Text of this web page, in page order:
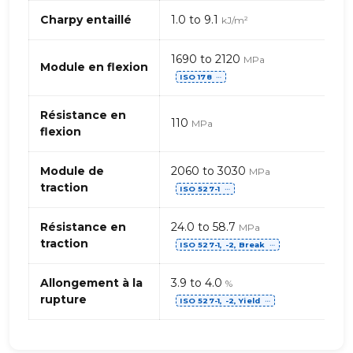
(Polyéthylène
Charpy entaillé 1.0 to 9.1 kJ/m²
Module en flexion
1690 to 2120 MPa
ISO 178 ⋯
Résistance en
flexion
110 MPa
Module de
traction
2060 to 3030 MPa
ISO 527-1 ⋯
Résistance en
traction
24.0 to 58.7 MPa
ISO 527-1, -2, Break ⋯
Allongement à la
rupture
3.9 to 4.0 %
ISO 527-1, -2, Yield ⋯